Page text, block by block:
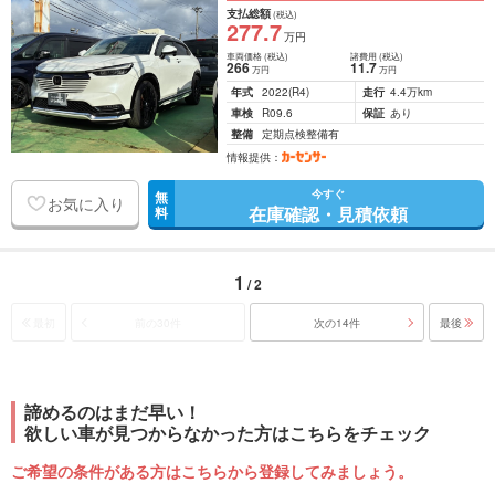
支払総額(税込)
277.7万円
車両価格(税込)
266万円
諸費用 (税込)
11.7 万円
年式 2022(R4) 走行 4.4万km
車検
R09.6 保証 あり
整備 定期点検整備有
情報提供：
お気に入り 無
料
今すぐ
在庫確認・見積依頼
1 / 2
次の14件 最後
諦めるのはまだ早い！
欲しい車が見つからなかった方はこちらをチェック
ご希望の条件がある方はこちらから登録してみましょう。